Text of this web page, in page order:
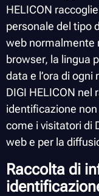
Nederlands
HELICON
personale del tipo
web normalmente
browser, la lingua
data e l’ora di
DIGI HELICON
identificazione
come i visitatori di
web e per la
Raccolta di